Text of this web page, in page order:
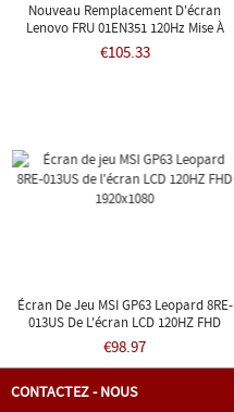
Nouveau Remplacement D'écran
Lenovo FRU 01EN351 120Hz Mise À
Niveau FHD 1920x1080 Écran LED LCD
Mat
€105.33
Écran De Jeu MSI GP63 Leopard 8RE-
013US De L'écran LCD 120HZ FHD
1920x1080
€98.97
CONTACTEZ - NOUS